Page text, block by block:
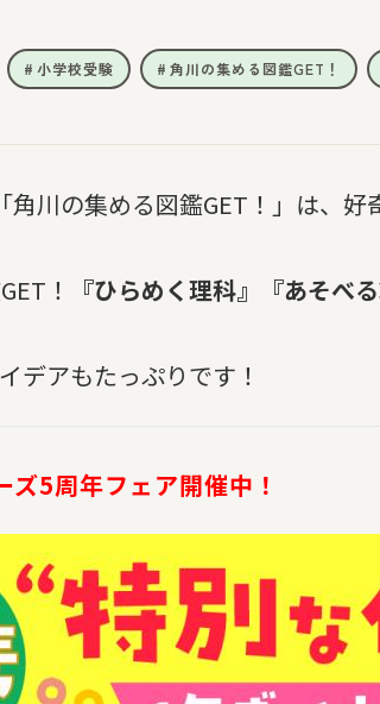
小学校受験 角川の集める図鑑GET！
角川の集める図鑑GET！」は、
！
『ひらめく理科』『あそべ
デアもたっぷりです！
ズ5周年フェア開催中！